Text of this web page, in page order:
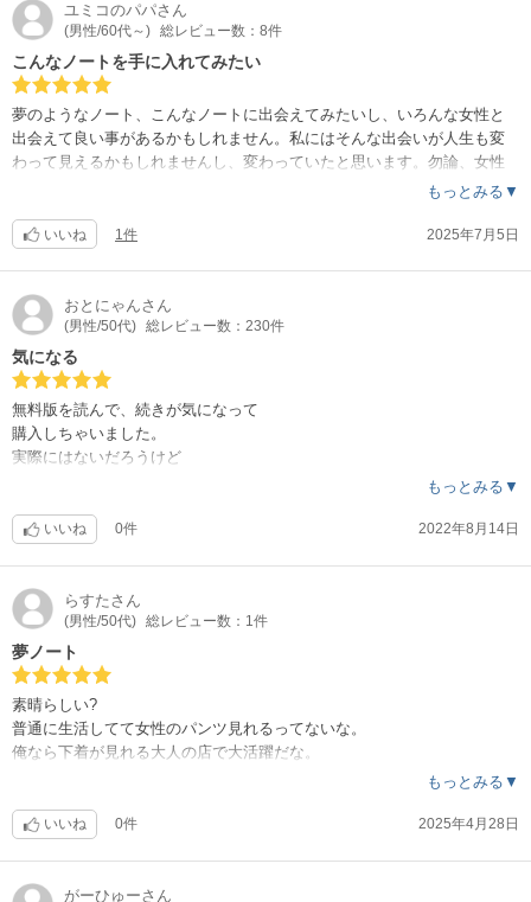
ユミコのパパさん
(男性/60代～) 総レビュー数：8件
こんなノートを手に入れてみたい
夢のようなノート、こんなノートに出会えてみたいし、いろんな女性と
出会えて良い事があるかもしれません。私にはそんな出会いが人生も変
わって見えるかもしれませんし、変わっていたと思います。勿論、女性
もっとみる▼
いいね 1件 2025年7月5日
おとにゃんさん
(男性/50代) 総レビュー数：230件
気になる
無料版を読んで、続きが気になって
購入しちゃいました。
実際にはないだろうけど
もっとみる▼
いいね 0件 2022年8月14日
らすたさん
(男性/50代) 総レビュー数：1件
夢ノート
素晴らしい?
普通に生活してて女性のパンツ見れるってないな。
俺なら下着が見れる大人の店で大活躍だな。
もっとみる▼
いいね 0件 2025年4月28日
がーひゅーさん